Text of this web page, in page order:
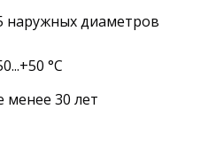
наружных диаметров
°C
менее 30 лет